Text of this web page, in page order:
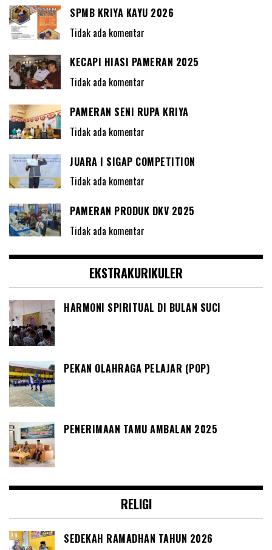
SPMB KRIYA KAYU 2026
Tidak ada komentar
KECAPI HIASI PAMERAN 2025
Tidak ada komentar
PAMERAN SENI RUPA KRIYA
Tidak ada komentar
JUARA I SIGAP COMPETITION
Tidak ada komentar
PAMERAN PRODUK DKV 2025
Tidak ada komentar
EKSTRAKURIKULER
HARMONI SPIRITUAL DI BULAN SUCI
PEKAN OLAHRAGA PELAJAR (POP)
PENERIMAAN TAMU AMBALAN 2025
RELIGI
SEDEKAH RAMADHAN TAHUN 2026